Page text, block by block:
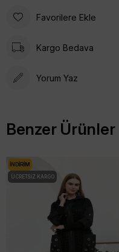
Favorilere Ekle
Kargo Bedava
Yorum Yaz
Benzer Ürünler
İNDIRIM
ÜCRETSIZ KARGO